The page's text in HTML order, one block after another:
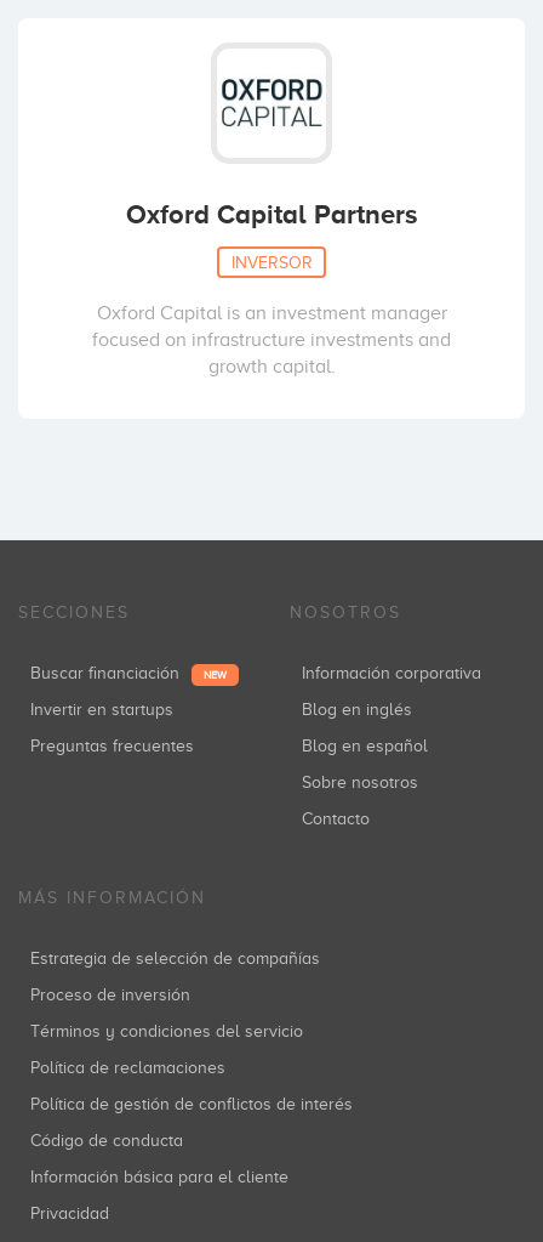
Oxford Capital Partners
INVERSOR
Oxford Capital is an investment manager
focused on infrastructure investments and
growth capital.
SECCIONES
Buscar financiación NEW
Invertir en startups
Preguntas frecuentes
NOSOTROS
Información corporativa
Blog en inglés
Blog en español
Sobre nosotros
Contacto
MÁS INFORMACIÓN
Estrategia de selección de compañías
Proceso de inversión
Términos y condiciones del servicio
Política de reclamaciones
Política de gestión de conflictos de interés
Código de conducta
Información básica para el cliente
Privacidad